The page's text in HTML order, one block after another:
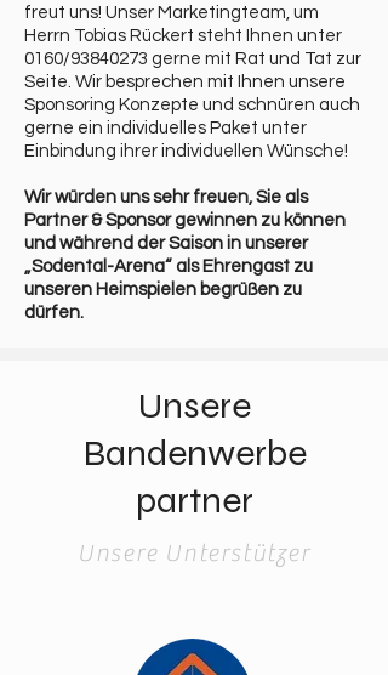
freut uns! Unser Marketingteam, um
Herrn Tobias Rückert steht Ihnen unter
0160/93840273 gerne mit Rat und Tat zur
Seite. Wir besprechen mit Ihnen unsere
Sponsoring Konzepte und schnüren auch
gerne ein individuelles Paket unter
Einbindung ihrer individuellen Wünsche!
Wir würden uns sehr freuen, Sie als
Partner & Sponsor gewinnen zu können
und während der Saison in unserer
„Sodental-Arena“ als Ehrengast zu
unseren Heimspielen begrüßen zu
dürfen.
Unsere
Bandenwerbe
partner
Unsere Unterstützer